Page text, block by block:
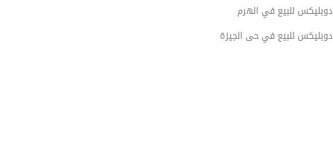
دوبليكس للبيع في الهرم
دوبليكس للبيع في حى الجيزة